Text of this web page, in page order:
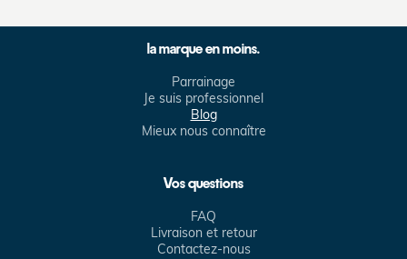
la marque en moins.
Parrainage
Je suis professionnel
Blog
Mieux nous connaître
Vos questions
FAQ
Livraison et retour
Contactez-nous